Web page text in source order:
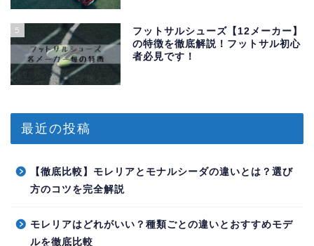
5
フットサルシューズ【12メーカー】
の特徴を徹底解説！フットサル初心
者必見です！
最近の投稿
【徹底比較】モレリアとモナルシーダの違いとは？選び
方のコツを完全解説
モレリアはどれがいい？種類ごとの違いとおすすめモデ
ルを徹底比較